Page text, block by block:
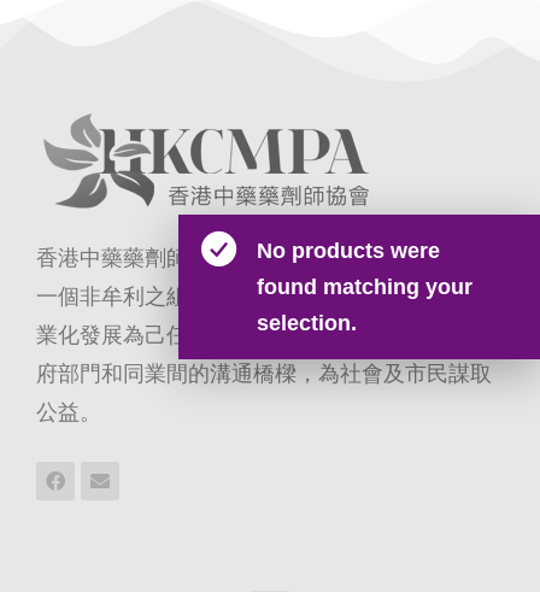
No products were
found matching your
selection.
香港中藥藥劑師協會於2015年正式宣告成立，是
一個非牟利之組織；本會以推動香港中藥藥劑專
業化發展為己任，積極配合政府政策，建立與政
府部門和同業間的溝通橋樑，為社會及市民謀取
公益。